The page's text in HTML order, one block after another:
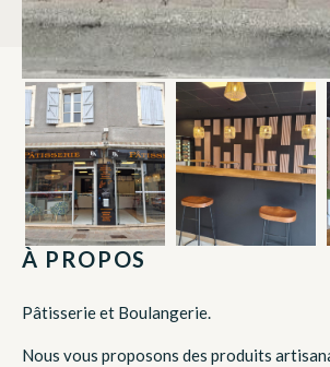
À PROPOS
Pâtisserie et Boulangerie.
Nous vous proposons des produits